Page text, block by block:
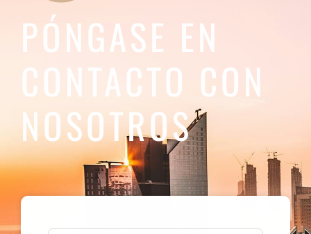
PÓNGASE EN
CONTACTO CON
NOSOTROS